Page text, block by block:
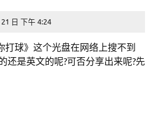
日 下午 4:24
打球》这个光盘在网络上搜不到
还是英文的呢?可否分享出来呢?先